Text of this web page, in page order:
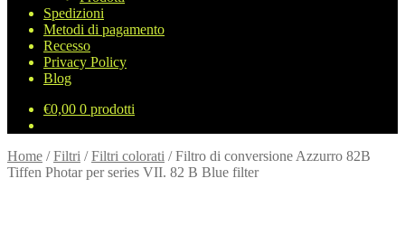
Spedizioni
Metodi di pagamento
Recesso
Privacy Policy
Blog
€0,00 0 prodotti
Home /Filtri /Filtri colorati /Filtro di conversione Azzurro 82B
Tiffen Photar per series VII. 82 B Blue filter